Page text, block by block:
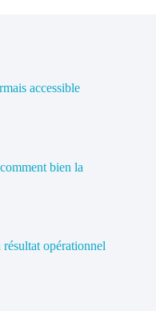
accessible
bien la
opérationnel